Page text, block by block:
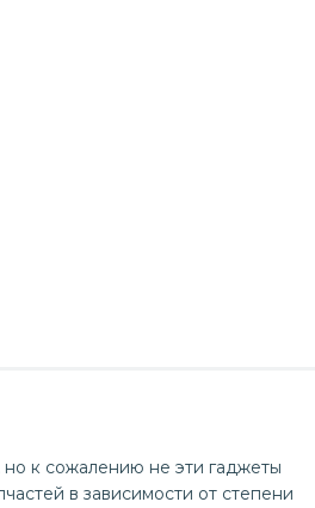
к сожалению не эти гаджеты
в зависимости от степени